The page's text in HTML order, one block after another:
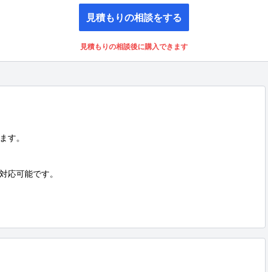
見積もりの相談をする
見積もりの相談後に購入できます
す。
応可能です。